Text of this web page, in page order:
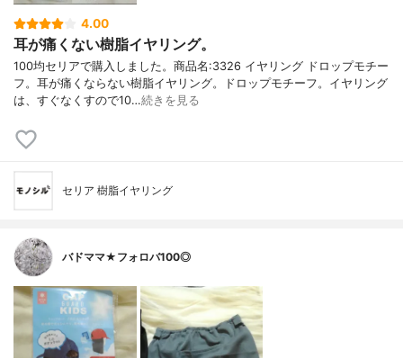
4.00
耳が痛くない樹脂イヤリング。
100均セリアで購入しました。商品名:3326 イヤリング ドロップモチー
フ。耳が痛くならない樹脂イヤリング。ドロップモチーフ。イヤリング
は、すぐなくすので10…続きを見る
セリア 樹脂イヤリング
バドママ★フォロバ100◎